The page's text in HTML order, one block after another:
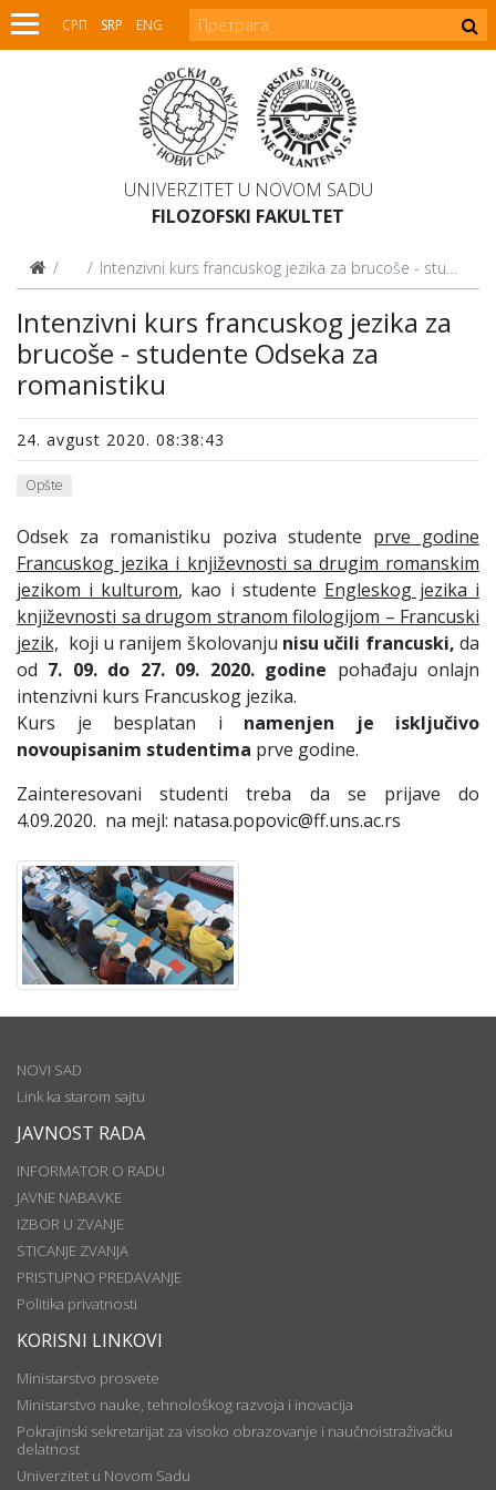
СРП SRP ENG
UNIVERZITET U NOVOM SADU
FILOZOFSKI FAKULTET
Vesti Intenzivni kurs francuskog jezika za brucoše - studente Odseka za romanistiku
Intenzivni kurs francuskog jezika za
brucoše - studente Odseka za
romanistiku
24. avgust 2020. 08:38:43
Opšte
Odsek za romanistiku poziva studente prve godine
Francuskog jezika i književnosti sa drugim romanskim
jezikom i kulturom, kao i studente Engleskog jezika i
književnosti sa drugom stranom filologijom – Francuski
jezik, koji u ranijem školovanju nisu učili francuski, da
od 7. 09. do 27. 09. 2020. godine pohađaju onlajn
intenzivni kurs Francuskog jezika.
Kurs je besplatan i namenjen je isključivo
novoupisanim studentima prve godine.
Zainteresovani studenti treba da se prijave do
4.09.2020. na mejl: natasa.popovic@ff.uns.ac.rs
NOVI SAD
Link ka starom sajtu
JAVNOST RADA
INFORMATOR O RADU
JAVNE NABAVKE
IZBOR U ZVANJE
STICANJE ZVANJA
PRISTUPNO PREDAVANJE
Politika privatnosti
KORISNI LINKOVI
Ministarstvo prosvete
Ministarstvo nauke, tehnološkog razvoja i inovacija
Pokrajinski sekretarijat za visoko obrazovanje i naučnoistraživačku
delatnost
Univerzitet u Novom Sadu